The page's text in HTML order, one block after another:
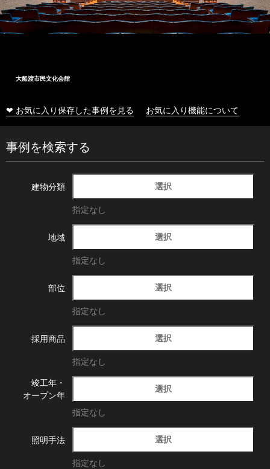
大船渡市民文化会館
❤ お気に入り保存した事例を見る お気に入り機能について
事例を検索する
建物分類 選択
指定なし
地域 選択
指定なし
部位 選択
指定なし
採用商品 選択
指定なし
竣工年・
オープン年
選択
指定なし
照明手法 選択
指定なし